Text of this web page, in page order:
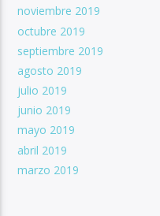
noviembre 2019
octubre 2019
septiembre 2019
agosto 2019
julio 2019
junio 2019
mayo 2019
abril 2019
marzo 2019